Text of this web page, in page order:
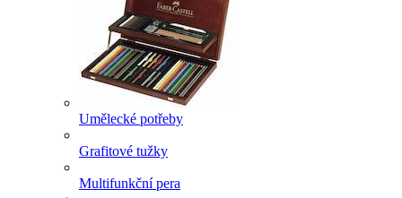
Umělecké potřeby
Grafitové tužky
Multifunkční pera